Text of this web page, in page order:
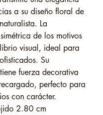
a su diseño floral de
La
de los motivos
visual, ideal para
Su
fuerza decorativa
perfecto para
con carácter.
2.80 cm